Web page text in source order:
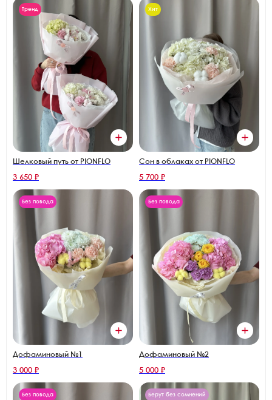
Тренд
Шелковый путь от PIONFLO
3 650 ₽
Хит
Сон в облаках от PIONFLO
5 700 ₽
Без повода
Дофаминовый №1
3 000 ₽
Без повода
Дофаминовый №2
5 000 ₽
Без повода Берут без сомнений